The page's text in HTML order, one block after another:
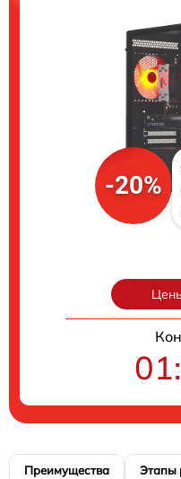
-20%
Преимущества Этапы